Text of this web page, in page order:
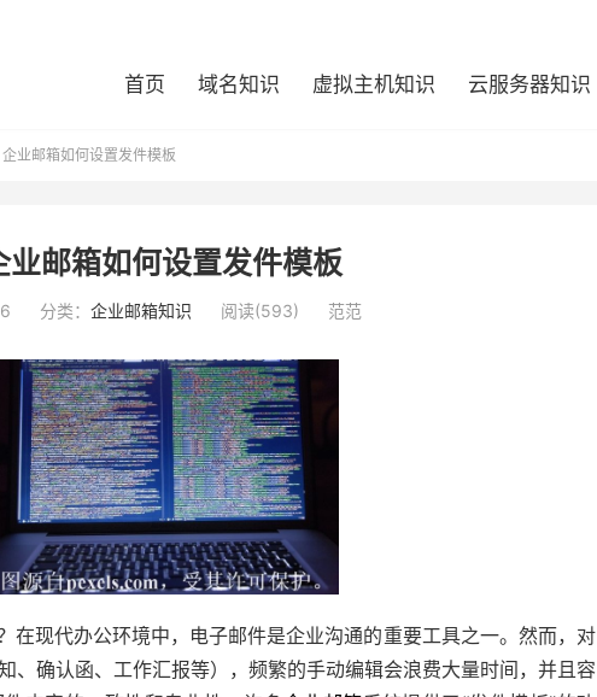
首页 域名知识 虚拟主机知识 云服务器知识
企业邮箱如何设置发件模板
业邮箱如何设置发件模板
分类： 企业邮箱知识 阅读(593) 范范
在现代办公环境中，电子邮件是企业沟通的重要工具之一。然而，对
、确认函、工作汇报等），频繁的手动编辑会浪费大量时间，并且容